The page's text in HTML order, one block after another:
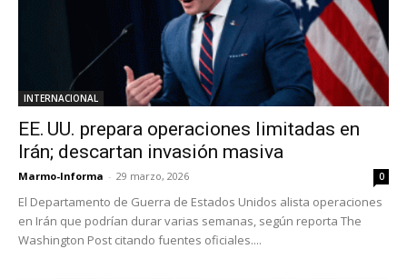
INTERNACIONAL
EE. UU. prepara operaciones limitadas en
Irán; descartan invasión masiva
Marmo-Informa - 29 marzo, 2026 0
El Departamento de Guerra de Estados Unidos alista operaciones
en Irán que podrían durar varias semanas, según reporta The
Washington Post citando fuentes oficiales....